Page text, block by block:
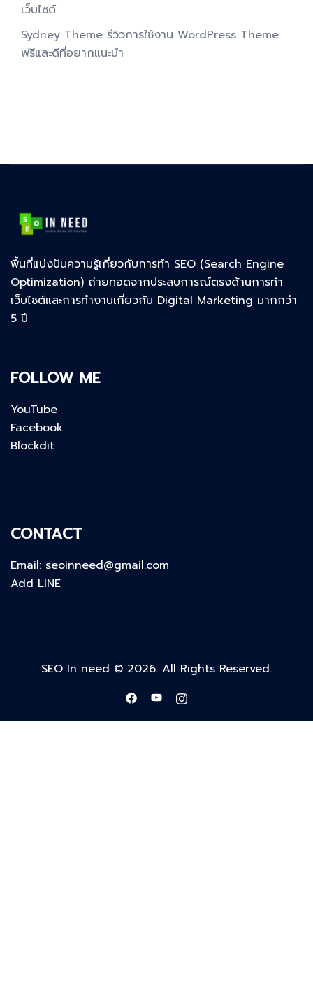
เว็บไซต์
Sydney Theme รีวิวการใช้งาน WordPress Theme
ฟรีและดีที่อยากแนะนำ
พื้นที่แบ่งปันความรู้เกี่ยวกับการทำ SEO (Search Engine
Optimization) ถ่ายทอดจากประสบการณ์ตรงด้านการทำ
เว็บไซต์และการทำงานเกี่ยวกับ Digital Marketing มากกว่า
5 ปี
FOLLOW ME
YouTube
Facebook
Blockdit
CONTACT
Email: seoinneed@gmail.com
Add LINE
SEO In need © 2026. All Rights Reserved.